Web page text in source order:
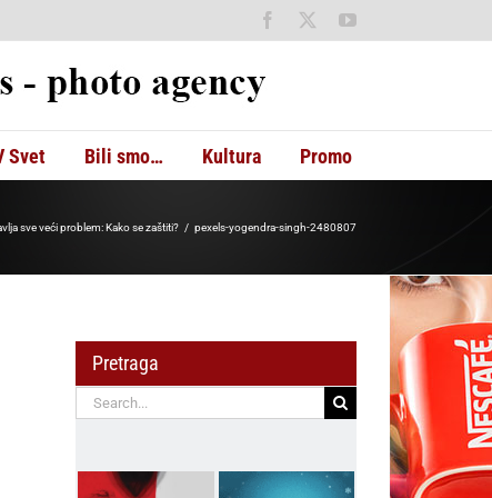
Facebook YouTube
Svet Bili smo… Kultura Promo
sve veći problem: Kako se zaštiti? pexels-yogendra-singh-2480807
Pretraga
Search
for: